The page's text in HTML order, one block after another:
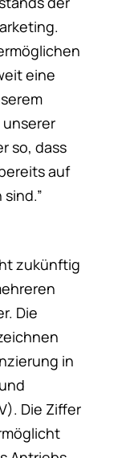
eine
so, dass
auf
zukünftig
Die
in
Die Ziffer